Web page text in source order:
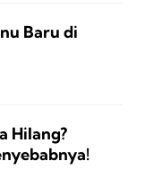
Baru di
Hilang?